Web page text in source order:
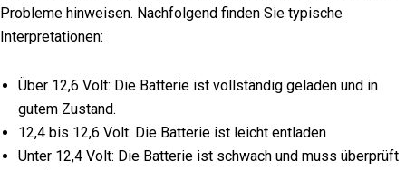
Probleme hinweisen. Nachfolgend finden Sie typische
Interpretationen:
Über 12,6 Volt: Die Batterie ist vollständig geladen und in
gutem Zustand.
12,4 bis 12,6 Volt: Die Batterie ist leicht entladen
Unter 12,4 Volt: Die Batterie ist schwach und muss überprüft